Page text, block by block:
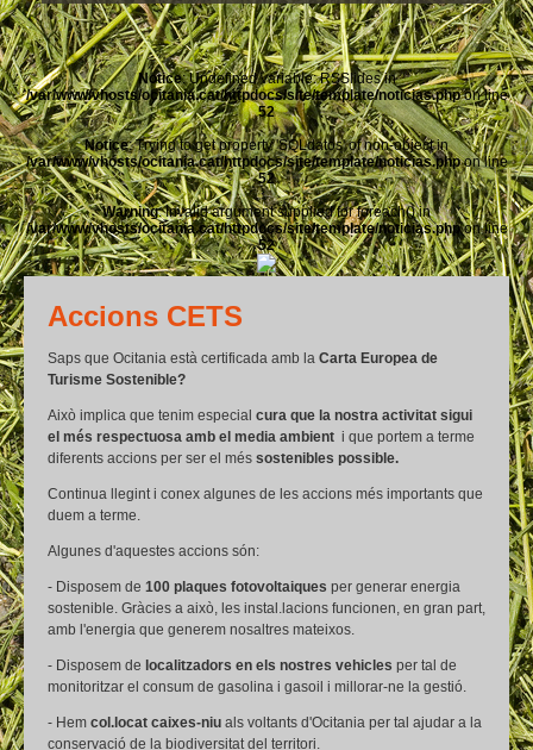
Notice: Undefined variable: RSSlides in
/var/www/vhosts/ocitania.cat/httpdocs/site/template/noticias.phpon line
52
Notice: Trying to get property 'SQLdatos' of non-object in
/var/www/vhosts/ocitania.cat/httpdocs/site/template/noticias.phpon line
52
Warning: Invalid argument supplied for foreach() in
/var/www/vhosts/ocitania.cat/httpdocs/site/template/noticias.phpon line
52
Accions CETS
Saps que Ocitania està certificada amb la Carta Europea de
Turisme Sostenible?
Això implica que tenim especial cura que la nostra activitat sigui
el més respectuosa amb el media ambient i que portem a terme
diferents accions per ser el més sostenibles possible.
Continua llegint i conex algunes de les accions més importants que
duem a terme.
Algunes d'aquestes accions són:
- Disposem de 100 plaques fotovoltaiques per generar energia
sostenible. Gràcies a això, les instal.lacions funcionen, en gran part,
amb l'energia que generem nosaltres mateixos.
- Disposem de localitzadors en els nostres vehicles per tal de
monitoritzar el consum de gasolina i gasoil i millorar-ne la gestió.
- Hem col.locat caixes-niu als voltants d'Ocitania per tal ajudar a la
conservació de la biodiversitat del territori.